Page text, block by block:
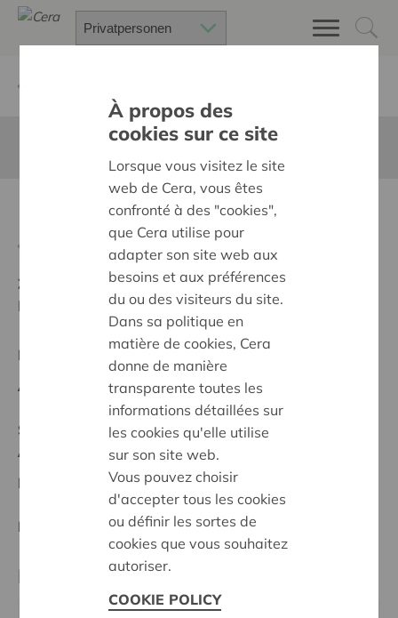
Hulp aan voedselbank
Ziel:
Une société solidaire et respectueuse, sans
barrières
Regionales Projekt
Anfangsdatum:20/05/2026
Stand :
In treatment
Antwerpen
Datum:
20/05/2026
Entscheidung:Approved
Partner
À propos des
cookies sur ce site
Lorsque vous visitez le site
web de Cera, vous êtes
confronté à des "cookies",
que Cera utilise pour
adapter son site web aux
besoins et aux préférences
du ou des visiteurs du site.
Dans sa politique en
matière de cookies, Cera
donne de manière
transparente toutes les
informations détaillées sur
les cookies qu'elle utilise
sur son site web.
Vous pouvez choisir
d'accepter tous les cookies
ou définir les sortes de
cookies que vous souhaitez
autoriser.
COOKIE POLICY